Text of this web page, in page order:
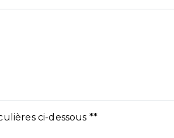
ci-dessous **